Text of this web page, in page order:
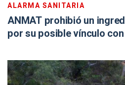
ALARMA SANITARIA
ANMAT prohibió un
por su posible vínculo